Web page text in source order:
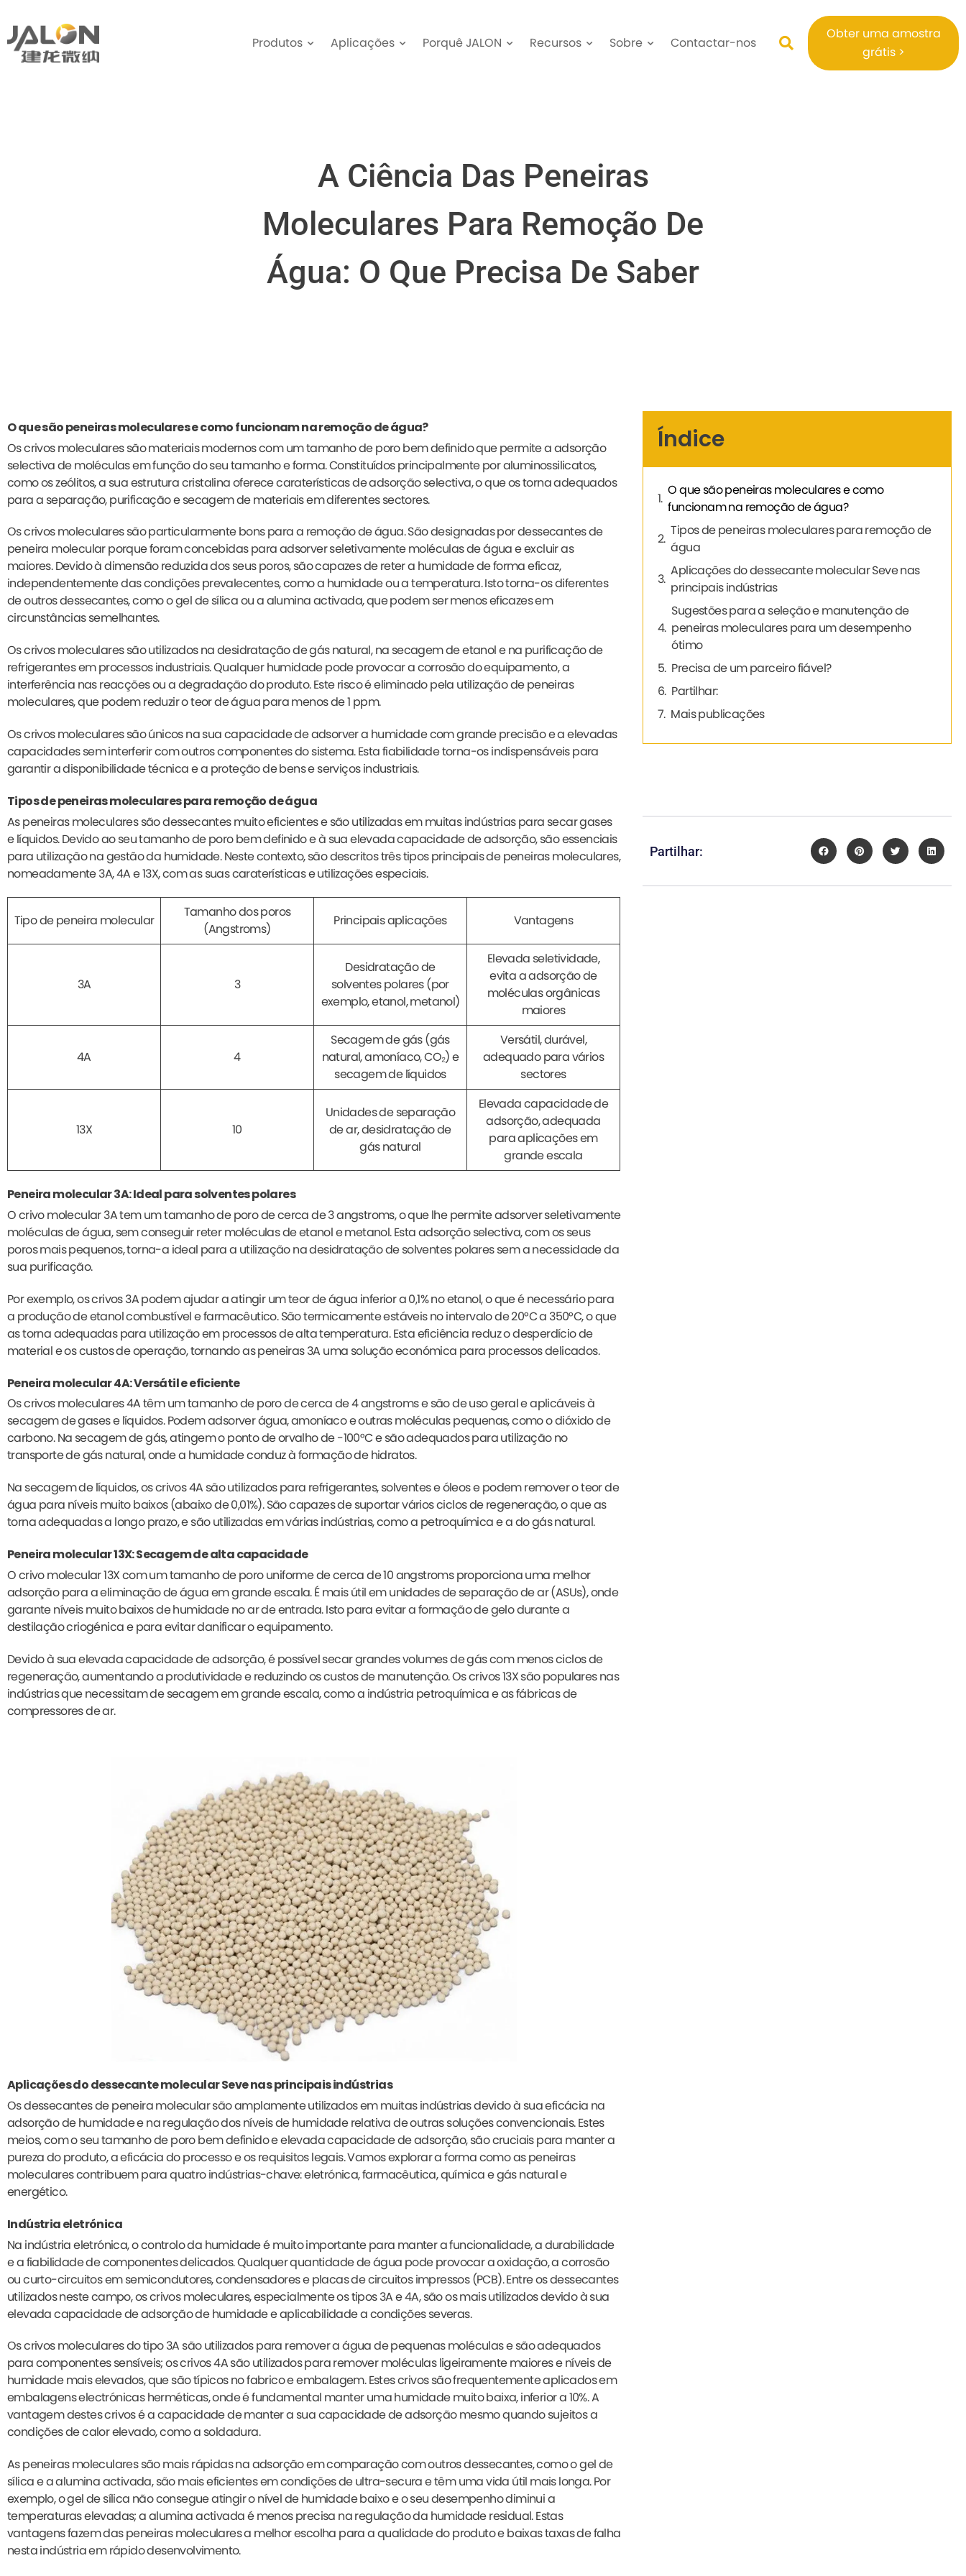
Produtos Aplicações Porquê JALON Recursos Sobre Contactar-nos
Obter uma amostra
grátis >
A Ciência Das Peneiras
Moleculares Para Remoção De
Água: O Que Precisa De Saber
O que são peneiras moleculares e como funcionam na remoção de água?
Os crivos moleculares são materiais modernos com um tamanho de poro bem definido que permite a adsorção
selectiva de moléculas em função do seu tamanho e forma. Constituídos principalmente por aluminossilicatos,
como os zeólitos, a sua estrutura cristalina oferece caraterísticas de adsorção selectiva, o que os torna adequados
para a separação, purificação e secagem de materiais em diferentes sectores.
Os crivos moleculares são particularmente bons para a remoção de água. São designadas por dessecantes de
peneira molecular porque foram concebidas para adsorver seletivamente moléculas de água e excluir as
maiores. Devido à dimensão reduzida dos seus poros, são capazes de reter a humidade de forma eficaz,
independentemente das condições prevalecentes, como a humidade ou a temperatura. Isto torna-os diferentes
de outros dessecantes, como o gel de sílica ou a alumina activada, que podem ser menos eficazes em
circunstâncias semelhantes.
Os crivos moleculares são utilizados na desidratação de gás natural, na secagem de etanol e na purificação de
refrigerantes em processos industriais. Qualquer humidade pode provocar a corrosão do equipamento, a
interferência nas reacções ou a degradação do produto. Este risco é eliminado pela utilização de peneiras
moleculares, que podem reduzir o teor de água para menos de 1 ppm.
Os crivos moleculares são únicos na sua capacidade de adsorver a humidade com grande precisão e a elevadas
capacidades sem interferir com outros componentes do sistema. Esta fiabilidade torna-os indispensáveis para
garantir a disponibilidade técnica e a proteção de bens e serviços industriais.
Tipos de peneiras moleculares para remoção de água
As peneiras moleculares são dessecantes muito eficientes e são utilizadas em muitas indústrias para secar gases
e líquidos. Devido ao seu tamanho de poro bem definido e à sua elevada capacidade de adsorção, são essenciais
para utilização na gestão da humidade. Neste contexto, são descritos três tipos principais de peneiras moleculares,
nomeadamente 3A, 4A e 13X, com as suas caraterísticas e utilizações especiais.
Tipo de peneira molecular
Tamanho dos poros
(Angstroms)
Principais aplicações Vantagens
3A 3
Desidratação de
solventes polares (por
exemplo, etanol, metanol)
Elevada seletividade,
evita a adsorção de
moléculas orgânicas
maiores
4A 4
Secagem de gás (gás
natural, amoníaco, CO₂) e
secagem de líquidos
Versátil, durável,
adequado para vários
sectores
13X 10
Unidades de separação
de ar, desidratação de
gás natural
Elevada capacidade de
adsorção, adequada
para aplicações em
grande escala
Peneira molecular 3A: Ideal para solventes polares
O crivo molecular 3A tem um tamanho de poro de cerca de 3 angstroms, o que lhe permite adsorver seletivamente
moléculas de água, sem conseguir reter moléculas de etanol e metanol. Esta adsorção selectiva, com os seus
poros mais pequenos, torna-a ideal para a utilização na desidratação de solventes polares sem a necessidade da
sua purificação.
Por exemplo, os crivos 3A podem ajudar a atingir um teor de água inferior a 0,1% no etanol, o que é necessário para
a produção de etanol combustível e farmacêutico. São termicamente estáveis no intervalo de 20°C a 350°C, o que
as torna adequadas para utilização em processos de alta temperatura. Esta eficiência reduz o desperdício de
material e os custos de operação, tornando as peneiras 3A uma solução económica para processos delicados.
Peneira molecular 4A: Versátil e eficiente
Os crivos moleculares 4A têm um tamanho de poro de cerca de 4 angstroms e são de uso geral e aplicáveis à
secagem de gases e líquidos. Podem adsorver água, amoníaco e outras moléculas pequenas, como o dióxido de
carbono. Na secagem de gás, atingem o ponto de orvalho de -100°C e são adequados para utilização no
transporte de gás natural, onde a humidade conduz à formação de hidratos.
Na secagem de líquidos, os crivos 4A são utilizados para refrigerantes, solventes e óleos e podem remover o teor de
água para níveis muito baixos (abaixo de 0,01%). São capazes de suportar vários ciclos de regeneração, o que as
torna adequadas a longo prazo, e são utilizadas em várias indústrias, como a petroquímica e a do gás natural.
Peneira molecular 13X: Secagem de alta capacidade
O crivo molecular 13X com um tamanho de poro uniforme de cerca de 10 angstroms proporciona uma melhor
adsorção para a eliminação de água em grande escala. É mais útil em unidades de separação de ar (ASUs), onde
garante níveis muito baixos de humidade no ar de entrada. Isto para evitar a formação de gelo durante a
destilação criogénica e para evitar danificar o equipamento.
Devido à sua elevada capacidade de adsorção, é possível secar grandes volumes de gás com menos ciclos de
regeneração, aumentando a produtividade e reduzindo os custos de manutenção. Os crivos 13X são populares nas
indústrias que necessitam de secagem em grande escala, como a indústria petroquímica e as fábricas de
compressores de ar.
Aplicações do dessecante molecular Seve nas principais indústrias
Os dessecantes de peneira molecular são amplamente utilizados em muitas indústrias devido à sua eficácia na
adsorção de humidade e na regulação dos níveis de humidade relativa de outras soluções convencionais. Estes
meios, com o seu tamanho de poro bem definido e elevada capacidade de adsorção, são cruciais para manter a
pureza do produto, a eficácia do processo e os requisitos legais. Vamos explorar a forma como as peneiras
moleculares contribuem para quatro indústrias-chave: eletrónica, farmacêutica, química e gás natural e
energético.
Indústria eletrónica
Na indústria eletrónica, o controlo da humidade é muito importante para manter a funcionalidade, a durabilidade
e a fiabilidade de componentes delicados. Qualquer quantidade de água pode provocar a oxidação, a corrosão
ou curto-circuitos em semicondutores, condensadores e placas de circuitos impressos (PCB). Entre os dessecantes
utilizados neste campo, os crivos moleculares, especialmente os tipos 3A e 4A, são os mais utilizados devido à sua
elevada capacidade de adsorção de humidade e aplicabilidade a condições severas.
Os crivos moleculares do tipo 3A são utilizados para remover a água de pequenas moléculas e são adequados
para componentes sensíveis; os crivos 4A são utilizados para remover moléculas ligeiramente maiores e níveis de
humidade mais elevados, que são típicos no fabrico e embalagem. Estes crivos são frequentemente aplicados em
embalagens electrónicas herméticas, onde é fundamental manter uma humidade muito baixa, inferior a 10%. A
vantagem destes crivos é a capacidade de manter a sua capacidade de adsorção mesmo quando sujeitos a
condições de calor elevado, como a soldadura.
As peneiras moleculares são mais rápidas na adsorção em comparação com outros dessecantes, como o gel de
sílica e a alumina activada, são mais eficientes em condições de ultra-secura e têm uma vida útil mais longa. Por
exemplo, o gel de sílica não consegue atingir o nível de humidade baixo e o seu desempenho diminui a
temperaturas elevadas; a alumina activada é menos precisa na regulação da humidade residual. Estas
vantagens fazem das peneiras moleculares a melhor escolha para a qualidade do produto e baixas taxas de falha
nesta indústria em rápido desenvolvimento.
Índice
O que são peneiras moleculares e como
funcionam na remoção de água?
Tipos de peneiras moleculares para remoção de
água
Aplicações do dessecante molecular Seve nas
principais indústrias
Sugestões para a seleção e manutenção de
peneiras moleculares para um desempenho
ótimo
Precisa de um parceiro fiável?
Partilhar:
Mais publicações
Partilhar: